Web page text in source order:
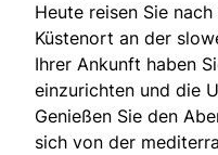
Heute reisen Sie
Küstenort an der
Ihrer Ankunft haben
einzurichten und die
Genießen Sie den
sich von der